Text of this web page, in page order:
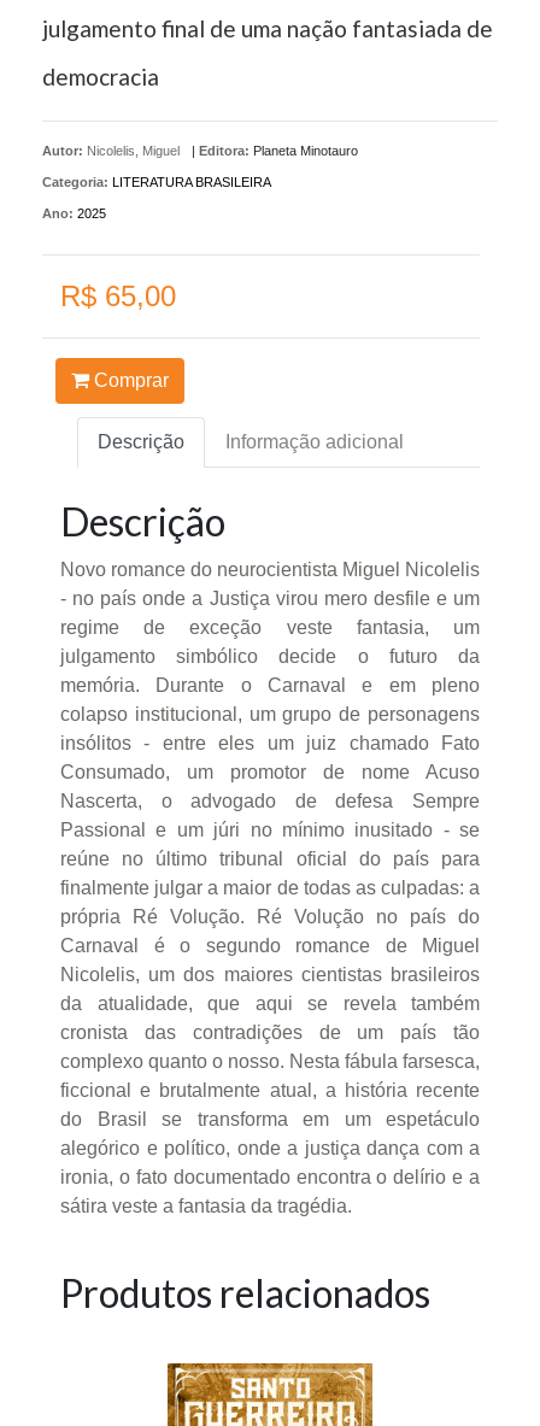
julgamento final de uma nação fantasiada de
democracia
Autor: Nicolelis, Miguel | Editora: Planeta Minotauro
Categoria: LITERATURA BRASILEIRA
Ano: 2025
R$ 65,00
Comprar
Descrição Informação adicional
Descrição
Novo romance do neurocientista Miguel Nicolelis
- no país onde a Justiça virou mero desfile e um
regime de exceção veste fantasia, um
julgamento simbólico decide o futuro da
memória. Durante o Carnaval e em pleno
colapso institucional, um grupo de personagens
insólitos - entre eles um juiz chamado Fato
Consumado, um promotor de nome Acuso
Nascerta, o advogado de defesa Sempre
Passional e um júri no mínimo inusitado - se
reúne no último tribunal oficial do país para
finalmente julgar a maior de todas as culpadas: a
própria Ré Volução. Ré Volução no país do
Carnaval é o segundo romance de Miguel
Nicolelis, um dos maiores cientistas brasileiros
da atualidade, que aqui se revela também
cronista das contradições de um país tão
complexo quanto o nosso. Nesta fábula farsesca,
ficcional e brutalmente atual, a história recente
do Brasil se transforma em um espetáculo
alegórico e político, onde a justiça dança com a
ironia, o fato documentado encontra o delírio e a
sátira veste a fantasia da tragédia.
Produtos relacionados